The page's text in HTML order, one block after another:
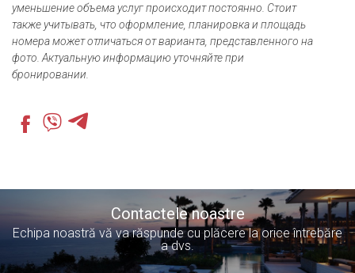
уменьшение объема услуг происходит постоянно. Стоит
также учитывать, что оформление, планировка и площадь
номера может отличаться от варианта, представленного на
фото. Актуальную информацию уточняйте при
бронировании.
Contactele noastre
Echipa noastră vă va răspunde cu plăcere la orice întrebăre
a dvs.